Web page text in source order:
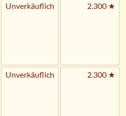
Unverkäuflich 2.300 ★
Unverkäuflich 2.300 ★